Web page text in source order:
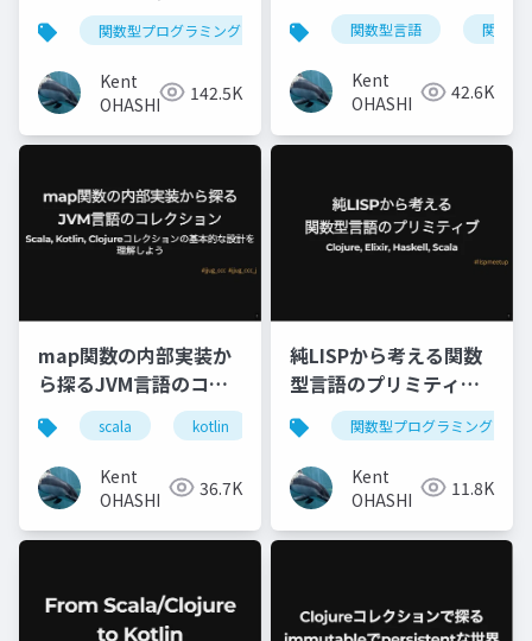
Clojure, Elixirを比べ
て味わう関数型プログ
ラミングの旨さ
関数型プログラミング haskell scala
Kent
OHASHI
142.5K
きる関数型プログラミ
ング
関数型言語 関数型
Kent
OHASHI
42.6K
map関数の内部実装か
ら探るJVM言語のコレ
クション: Scala,
Kotlin, Clojureコレク
ションの基本的な設計
を理解しよう
scala kotlin clojure コレクション
Kent
OHASHI
36.7K
純LISPから考える関数
型言語のプリミティブ:
Clojure, Elixir,
Haskell, Scala
関数型プログラミング
Kent
OHASHI
11.8K